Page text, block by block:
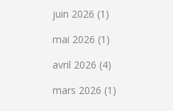
juin 2026 (1)
mai 2026 (1)
avril 2026 (4)
mars 2026 (1)